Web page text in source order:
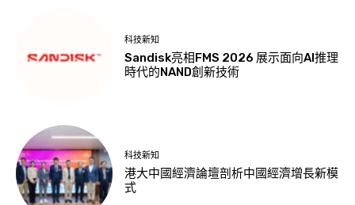
科技新知
Sandisk亮相FMS 2026 展示面向AI推理
時代的NAND創新技術
科技新知
港大中國經濟論壇剖析中國經濟增長新模
式